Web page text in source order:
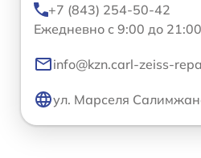
+7 (843) 254-50-42
Ежедневно с 9:00 до 21:00
info@kzn.carl-zeiss-
ул. Марселя